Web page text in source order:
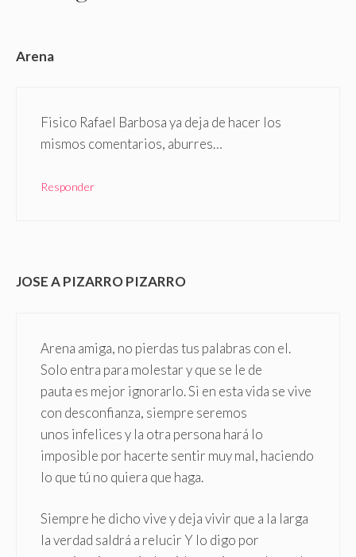
Arena
Fisico Rafael Barbosa ya deja de hacer los
mismos comentarios, aburres…
Responder
JOSE A PIZARRO PIZARRO
Arena amiga, no pierdas tus palabras con el.
Solo entra para molestar y que se le de
pauta es mejor ignorarlo. Si en esta vida se vive
con desconfianza, siempre seremos
unos infelices y la otra persona hará lo
imposible por hacerte sentir muy mal, haciendo
lo que tú no quiera que haga.
Siempre he dicho vive y deja vivir que a la larga
la verdad saldrá a relucir Y lo digo por